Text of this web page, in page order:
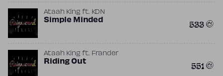
Ataah King ft. KDN
Simple Minded 533
Ataah King ft. Frander
Riding Out 551